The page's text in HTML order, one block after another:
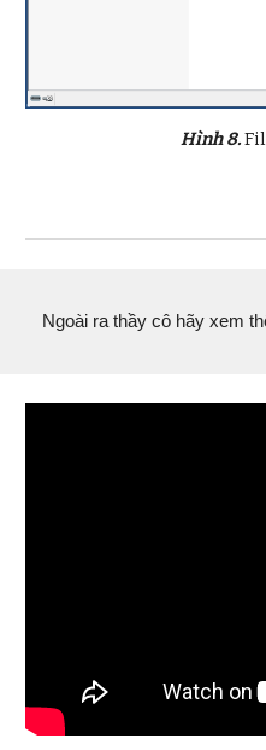
Hình8.
Ngoài ra thầy cô hãy xem